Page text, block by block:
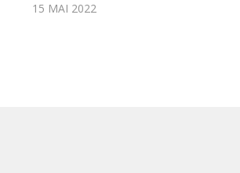
15 MAI 2022